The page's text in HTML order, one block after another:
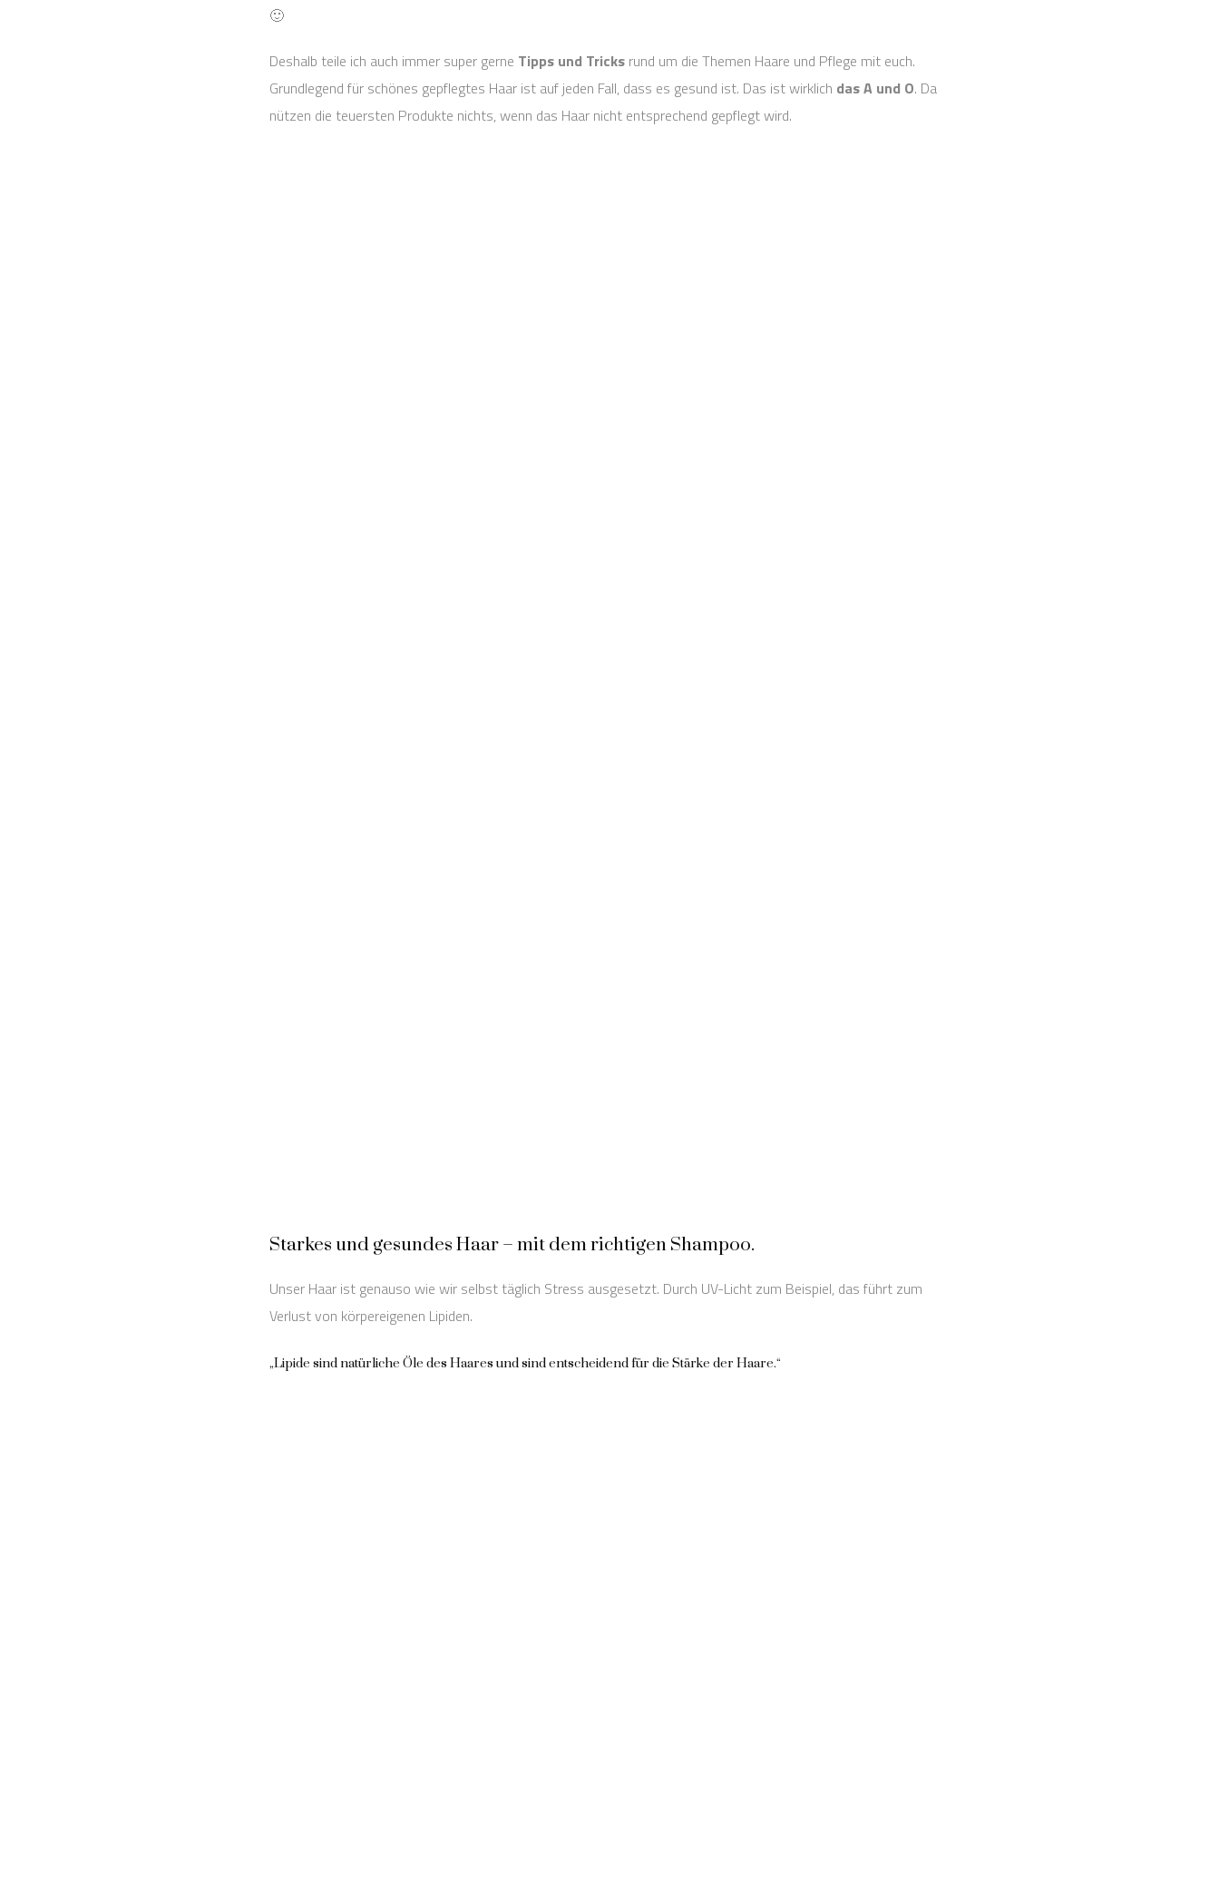
🙂
Deshalb teile ich auch immer super gerne Tipps und Tricks rund um die Themen Haare und Pflege mit euch.
Grundlegend für schönes gepflegtes Haar ist auf jeden Fall, dass es gesund ist. Das ist wirklich das A und O. Da
nützen die teuersten Produkte nichts, wenn das Haar nicht entsprechend gepflegt wird.
Starkes und gesundes Haar – mit dem richtigen Shampoo.
Unser Haar ist genauso wie wir selbst täglich Stress ausgesetzt. Durch UV-Licht zum Beispiel, das führt zum
Verlust von körpereigenen Lipiden.
„Lipide sind natürliche Öle des Haares und sind entscheidend für die Stärke der Haare.“